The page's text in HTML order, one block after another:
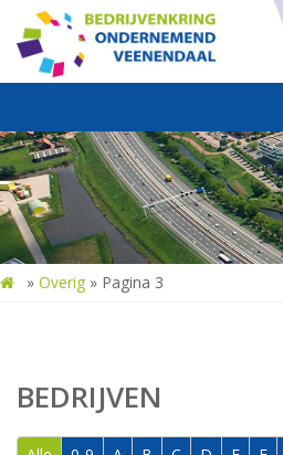
» Overig » Pagina 3
BEDRIJVEN